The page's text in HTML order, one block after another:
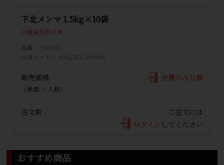
下北メンマ 1.5kg×10袋
軽減税率対象
品番
110055
JANコード
4962252 300306
販売価格
（単価 × 入数）
会員のみ公開
注文数
ご注文には
ログイン してください
おすすめ商品